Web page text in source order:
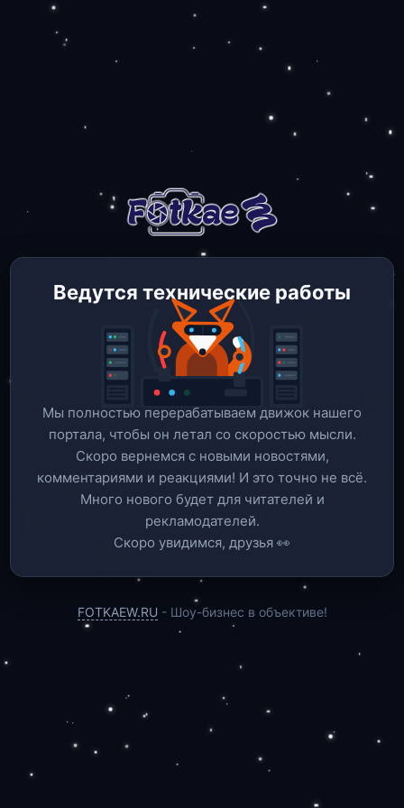
Ведутся технические работы
Мы полностью перерабатываем движок нашего
портала, чтобы он летал со скоростью мысли.
Скоро вернемся c новыми новостями,
комментариями и реакциями! И это точно не всё.
Много нового будет для читателей и
рекламодателей.
Скоро увидимся, друзья 👀
FOTKAEW.RU - Шоу-бизнес в объективе!